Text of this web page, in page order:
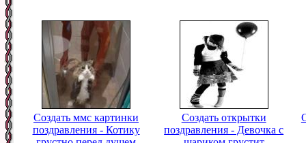
Создать ммс картинки
поздравления - Котику
Создать открытки
поздравления - Девочка с